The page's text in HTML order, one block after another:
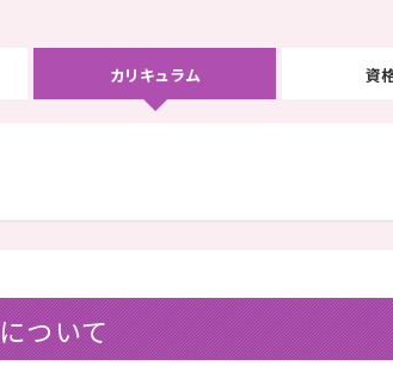
カリキュラム 資
ついて